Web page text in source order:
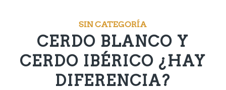
SIN CATEGORÍA
CERDO BLANCO Y
CERDO IBÉRICO ¿HAY
DIFERENCIA?